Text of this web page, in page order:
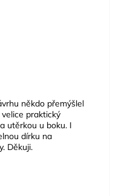
někdo přemýšlel
praktický
utěrkou u boku. I
dírku na
Děkuji.